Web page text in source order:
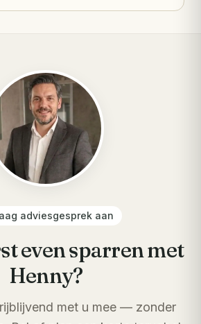
adviesgesprek aan
even sparren met
Henny?
met u mee — zonder